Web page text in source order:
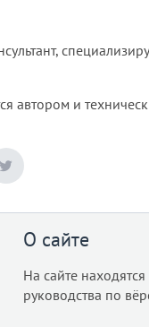
автором и
О сайте
На сайте
руководства по